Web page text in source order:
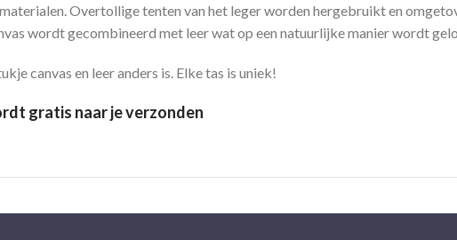
Overtollige tenten van het leger worden hergebruikt en
wordt gecombineerd met leer wat op een natuurlijke manier wordt
canvas en leer anders is. Elke tas is uniek!
gratis naar je verzonden